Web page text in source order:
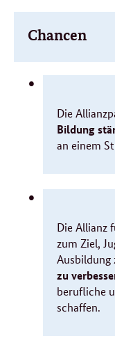
Chancen
Die
Bildung
an einem
Die Allianz
zum Ziel,
Ausbildung
zu
berufliche
schaffen.